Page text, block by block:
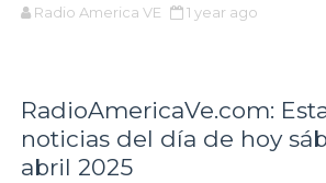
Radio America VE 1 year ago
RadioAmericaVe.com:
noticias del día de hoy
abril 2025